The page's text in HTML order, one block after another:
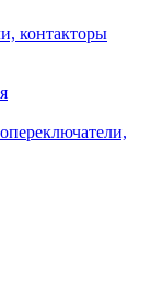
контакторы